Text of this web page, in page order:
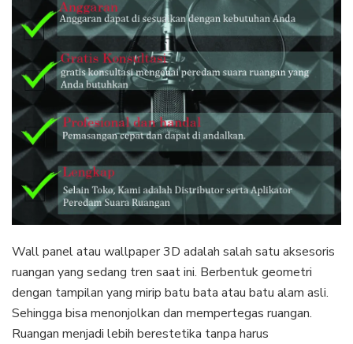
Wall panel atau wallpaper 3D adalah salah satu aksesoris
ruangan yang sedang tren saat ini. Berbentuk geometri
dengan tampilan yang mirip batu bata atau batu alam asli.
Sehingga bisa menonjolkan dan mempertegas ruangan.
Ruangan menjadi lebih berestetika tanpa harus